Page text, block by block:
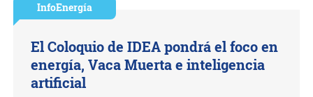
InfoEnergía
El Coloquio de IDEA pondrá el foco en
energía, Vaca Muerta e inteligencia
artificial